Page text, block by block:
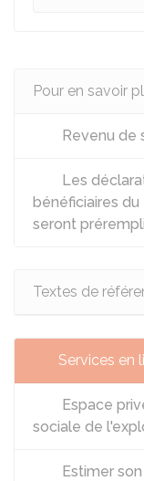
Pour en savoir
Revenu de
Les
bénéficiaires du
seront
Textes de
Services en
Espace
sociale de
Estimer